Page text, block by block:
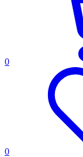
0
0